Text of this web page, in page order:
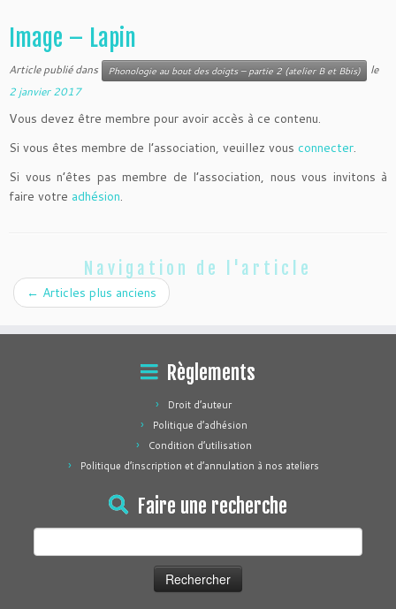
Image – Lapin
Article publié dans Phonologie au bout des doigts – partie 2 (atelier B et Bbis)
le
2 janvier 2017
Vous devez être membre pour avoir accès à ce contenu.
Si vous êtes membre de l’association, veuillez vous connecter.
Si vous n’êtes pas membre de l’association, nous vous invitons à
faire votre adhésion.
Navigation de l'article
← Articles plus anciens
Règlements
Droit d’auteur
Politique d’adhésion
Condition d’utilisation
Politique d’inscription et d’annulation à nos ateliers
Faire une recherche